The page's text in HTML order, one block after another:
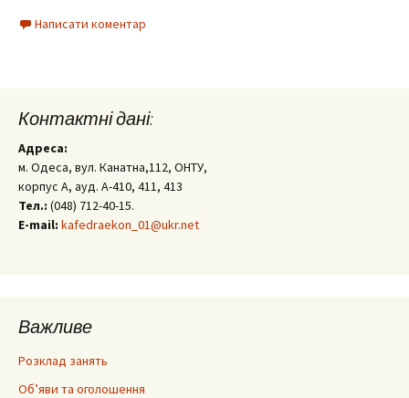
Написати коментар
Контактні дані:
Адреса:
м. Одеса, вул. Канатна,112, ОНТУ,
корпус А, ауд. А-410, 411, 413
Тел.: (048) 712-40-15.
E-mail: kafedraekon_01@ukr.net
Важливе
Розклад занять
Об’яви та оголошення